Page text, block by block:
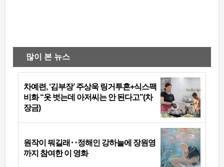
많이 본 뉴스
차예련, ‘김부장’ 주상욱 링거투혼+식스팩
비화 “옷 벗는데 아저씨는 안 된다고”(차
장금)
원작이 뭐길래‥정해인 강하늘에 장원영
까지 참여한 이 영화